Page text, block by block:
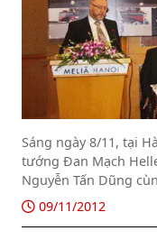
Sáng ngày 8/11, tại
tướng Đan Mạch
Nguyễn Tấn Dũng
đã diễn ra lễ ký thỏa
chữa giàn khoan trên
09/11/2012